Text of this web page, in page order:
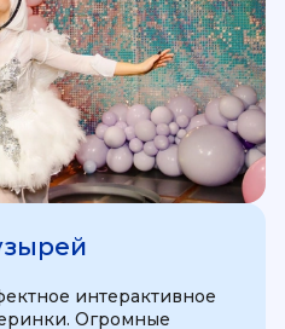
интерактивное
Огромные